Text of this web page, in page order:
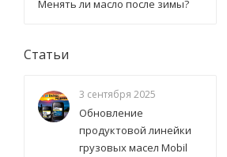
Менять ли масло после зимы?
Статьи
3 сентября 2025
Обновление
продуктовой линейки
грузовых масел Mobil